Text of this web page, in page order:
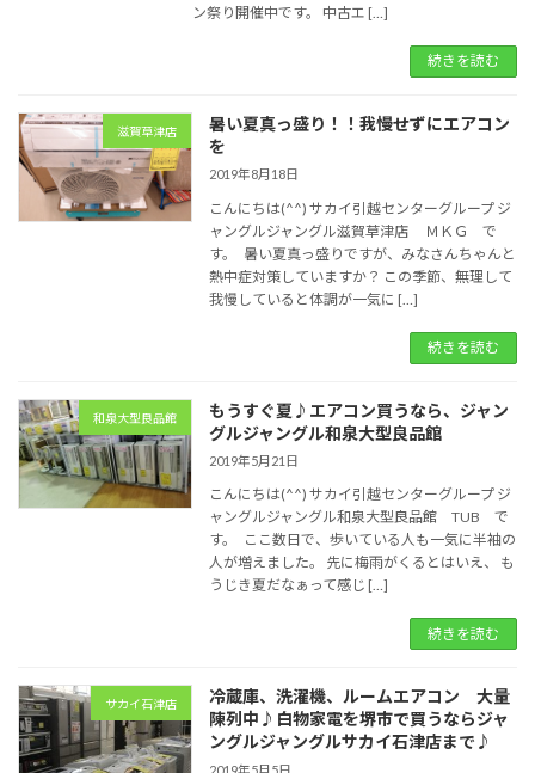
ン祭り開催中です。 中古エ […]
続きを読む
滋賀草津店
暑い夏真っ盛り！！我慢せずにエアコン
を
2019年8月18日
こんにちは(^^) サカイ引越センターグループ ジ
ャングルジャングル滋賀草津店 ＭＫＧ で
す。 暑い夏真っ盛りですが、みなさんちゃんと
熱中症対策していますか？ この季節、無理して
我慢していると体調が一気に […]
続きを読む
和泉大型良品館
もうすぐ夏♪エアコン買うなら、ジャン
グルジャングル和泉大型良品館
2019年5月21日
こんにちは(^^) サカイ引越センターグループ ジ
ャングルジャングル和泉大型良品館 TUB で
す。 ここ数日で、歩いている人も一気に半袖の
人が増えました。 先に梅雨がくるとはいえ、 も
うじき夏だなぁって感じ […]
続きを読む
サカイ石津店
冷蔵庫、洗濯機、ルームエアコン 大量
陳列中♪白物家電を堺市で買うならジャ
ングルジャングルサカイ石津店まで♪